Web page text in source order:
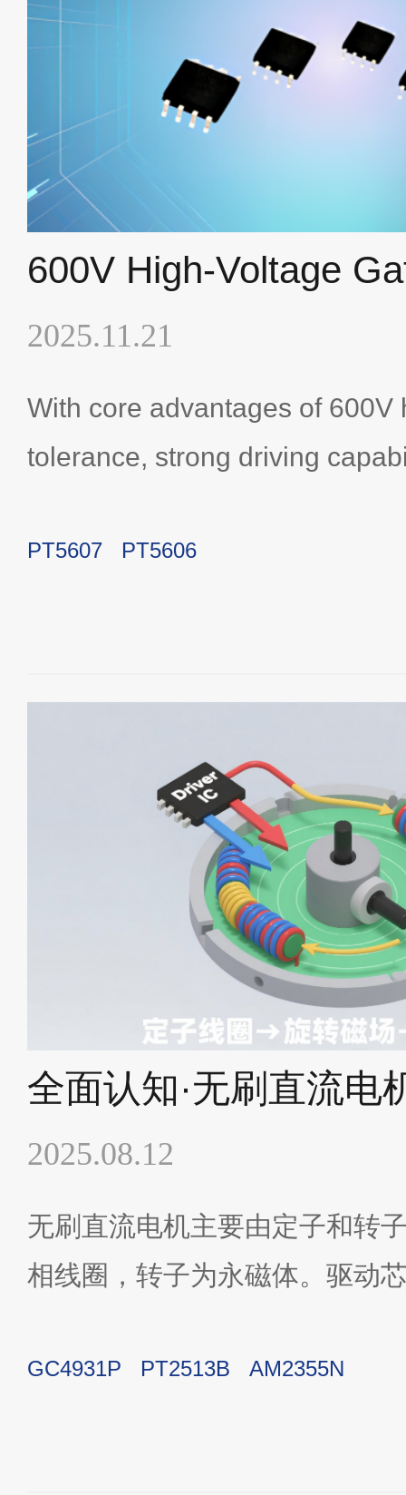
2025.11.21
With core advantages of 600V
tolerance, strong driving
perfectly meet the rigorous
designs, these two devices
and lower development
cost-effective choice.
PT5607 PT5606
全面认知·无刷直流电
2025.08.12
无刷直流电机主要由定子和转
相线圈，转子为永磁体。驱动
动。
GC4931P PT2513B AM2355N